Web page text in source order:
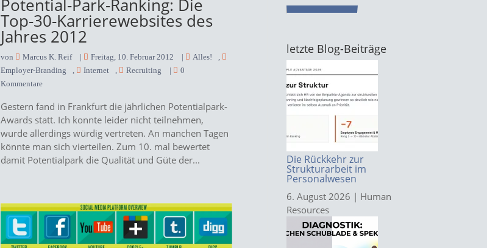
Potential-Park-Ranking: Die
Top-30-Karrierewebsites des
Jahres 2012
von Marcus K. Reif | Freitag, 10. Februar 2012 | Alles!
Employer-Branding
Internet Recruiting |
0
Kommentare
Gestern fand in Frankfurt die jährlichen Potentialpark-
Awards statt. Ich konnte leider nicht teilnehmen,
wurde allerdings würdig vertreten. An manchen Tagen
könnte man sich vierteilen. Zum 10. mal bewertet
damit Potentialpark die Qualität und Güte der...
letzte Blog-Beiträge
Die Rückkehr zur
Strukturarbeit im
Personalwesen
6. August 2026 | Human
Resources